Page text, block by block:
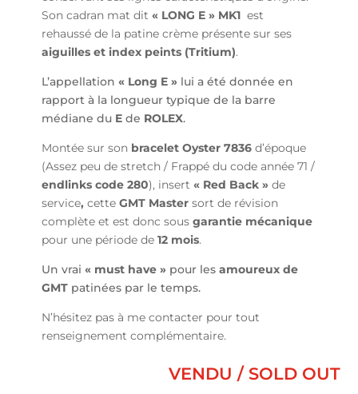
Son cadran mat dit« LONG E » MK1 est
rehaussé de la patine crème présente sur ses
aiguilles et index peints (Tritium).
L’appellation« Long E » lui a été donnée en
rapport à la longueur typique de la barre
médiane du E de ROLEX.
Montée sur son bracelet Oyster 7836 d’époque
(Assez peu de stretch / Frappé du code année 71 /
endlinks code 280), insert « Red Back »de
service, cetteGMT Mastersort de révision
complète et est donc sousgarantie mécanique
pour une période de12 mois.
Un vrai« must have » pour lesamoureux de
GMT patinées par le temps.
N’hésitez pas à me contacter pour tout
renseignement complémentaire.
VENDU / SOLD OUT